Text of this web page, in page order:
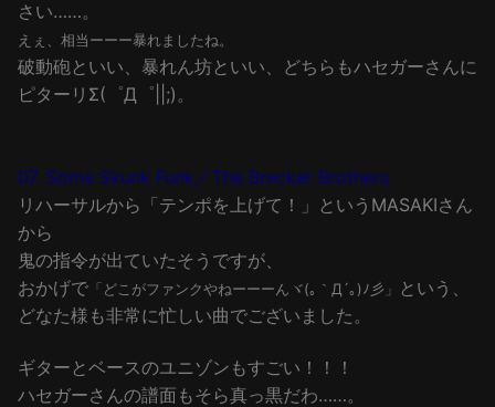
さい……。
えぇ、相当ーーー暴れましたね。
破動砲といい、暴れん坊といい、どちらもハセガーさんに
ピターリΣ(゜Д゜||;)。
07. Some Skunk Funk／The Brecker Brothers
リハーサルから「テンポを上げて！」というMASAKIさん
から
鬼の指令が出ていたそうですが、
おかげで 「どこがファンクやねーーーんヾ(｡｀Д´｡)ﾉ彡」
という、
どなた様も非常に忙しい曲でございました。
ギターとベースのユニゾンもすごい！！！
ハセガーさんの譜面もそら真っ黒だわ……。